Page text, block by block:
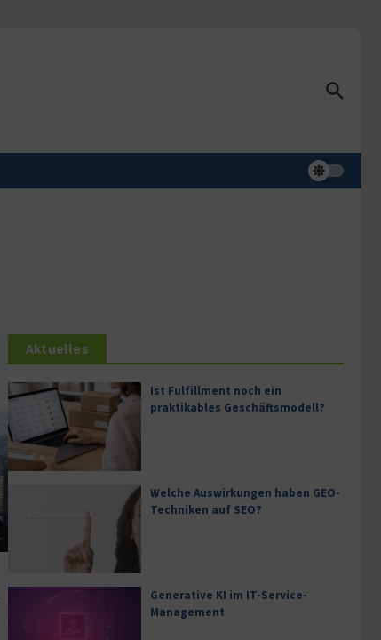
Aktuelles
Ist Fulfillment noch ein
praktikables Geschäftsmodell?
Welche Auswirkungen haben GEO-
Techniken auf SEO?
Generative KI im IT-Service-
Management